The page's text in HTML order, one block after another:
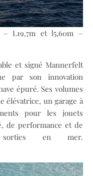
– L19,7m et l5,60m –
et signé Mannerfelt
par son innovation
épuré. Ses volumes
élévatrice, un garage à
pour les jouets
de performance et de
en mer.